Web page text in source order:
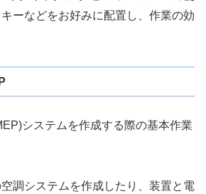
ーなどをお好みに配置し、作業の効
システムを作成する際の基本作業
調システムを作成したり、装置と電